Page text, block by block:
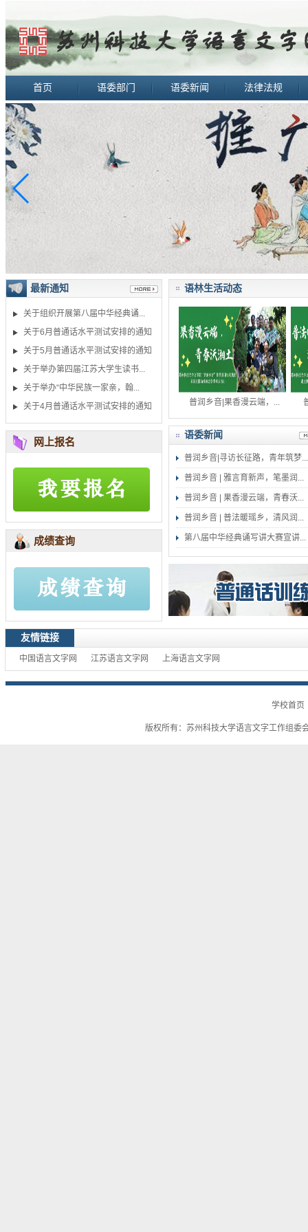
首页 语委部门 语委新闻 法律法规
最新通知
关于组织开展第八届中华经典诵...
关于6月普通话水平测试安排的通知
关于5月普通话水平测试安排的通知
关于举办第四届江苏大学生读书...
关于举办“中华民族一家亲，翰...
关于4月普通话水平测试安排的通知
网上报名
成绩查询
语林生活动态
普润乡音 | 雅言育新声... 普润乡音|果香漫云端，...
语委新闻
普润乡音|寻访长征路，青年筑梦...
普润乡音 | 雅言育新声，笔墨润...
普润乡音 | 果香漫云端，青春沃...
普润乡音 | 普法暖瑶乡，清风润...
第八届中华经典诵写讲大赛宣讲...
友情链接
中国语言文字网 江苏语言文字网 上海语言文字网
学校首页
版权所有：苏州科技大学语言文字工作组